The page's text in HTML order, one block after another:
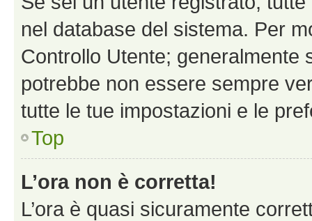
nel database del sistema. Per
Controllo Utente; generalmente
potrebbe non essere sempre
tutte le tue impostazioni e le
Top
L’ora non è corretta!
L’ora è quasi sicuramente